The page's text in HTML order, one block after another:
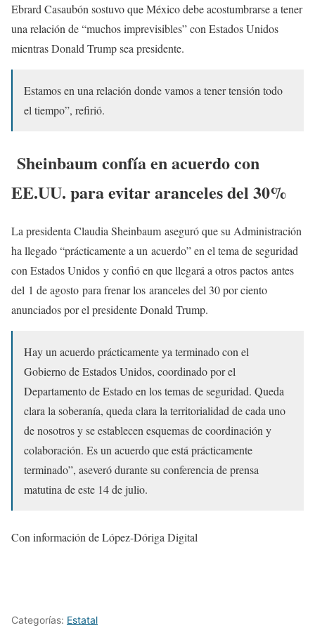
Ebrard Casaubón sostuvo que México debe acostumbrarse a tener
una relación de “muchos imprevisibles” con Estados Unidos
mientras Donald Trump sea presidente.
Estamos en una relación donde vamos a tener tensión todo
el tiempo”, refirió.
Sheinbaum confía en acuerdo con
EE.UU. para evitar aranceles del 30%
La presidenta Claudia Sheinbaum aseguró que su Administración
ha llegado “prácticamente a un acuerdo” en el tema de seguridad
con Estados Unidos y confió en que llegará a otros pactos antes
del 1 de agosto para frenar los aranceles del 30 por ciento
anunciados por el presidente Donald Trump.
Hay un acuerdo prácticamente ya terminado con el
Gobierno de Estados Unidos, coordinado por el
Departamento de Estado en los temas de seguridad. Queda
clara la soberanía, queda clara la territorialidad de cada uno
de nosotros y se establecen esquemas de coordinación y
colaboración. Es un acuerdo que está prácticamente
terminado”, aseveró durante su conferencia de prensa
matutina de este 14 de julio.
Con información de López-Dóriga Digital
Categorías: Estatal